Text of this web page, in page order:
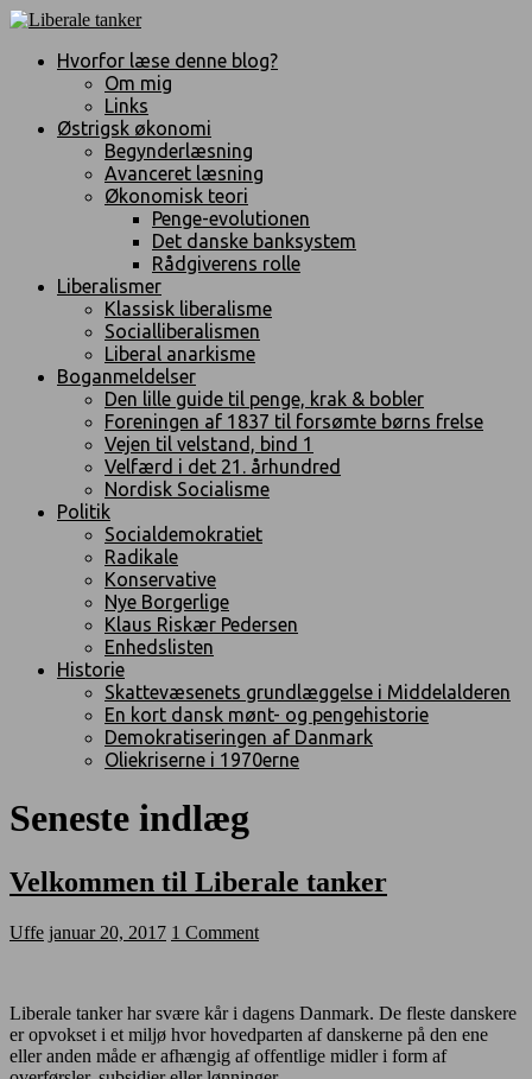
Hvorfor læse denne blog?
Om mig
Links
Østrigsk økonomi
Begynderlæsning
Avanceret læsning
Økonomisk teori
Penge-evolutionen
Det danske banksystem
Rådgiverens rolle
Liberalismer
Klassisk liberalisme
Socialliberalismen
Liberal anarkisme
Boganmeldelser
Den lille guide til penge, krak & bobler
Foreningen af 1837 til forsømte børns frelse
Vejen til velstand, bind 1
Velfærd i det 21. århundred
Nordisk Socialisme
Politik
Socialdemokratiet
Radikale
Konservative
Nye Borgerlige
Klaus Riskær Pedersen
Enhedslisten
Historie
Skattevæsenets grundlæggelse i Middelalderen
En kort dansk mønt- og pengehistorie
Demokratiseringen af Danmark
Oliekriserne i 1970erne
Seneste indlæg
Velkommen til Liberale tanker
Uffe januar 20, 2017 1 Comment
Liberale tanker har svære kår i dagens Danmark. De fleste danskere
er opvokset i et miljø hvor hovedparten af danskerne på den ene
eller anden måde er afhængig af offentlige midler i form af